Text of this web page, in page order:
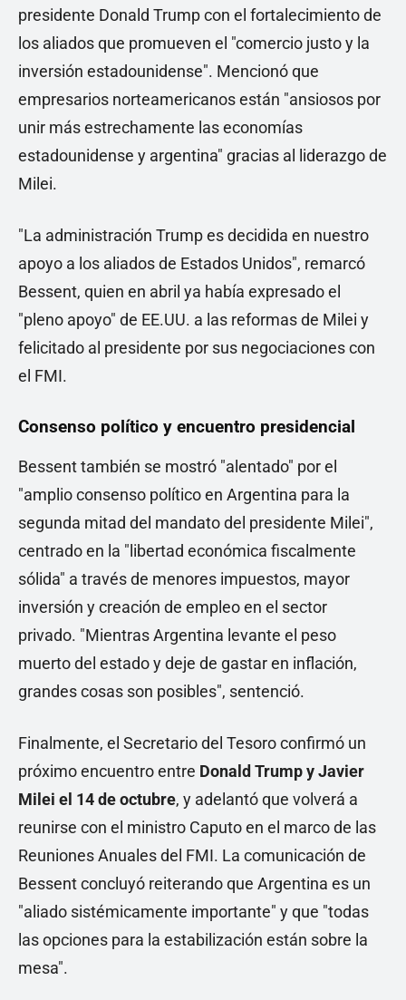
presidente Donald Trump con el fortalecimiento de
los aliados que promueven el "comercio justo y la
inversión estadounidense". Mencionó que
empresarios norteamericanos están "ansiosos por
unir más estrechamente las economías
estadounidense y argentina" gracias al liderazgo de
Milei.
"La administración Trump es decidida en nuestro
apoyo a los aliados de Estados Unidos", remarcó
Bessent, quien en abril ya había expresado el
"pleno apoyo" de EE.UU. a las reformas de Milei y
felicitado al presidente por sus negociaciones con
el FMI.
Consenso político y encuentro presidencial
Bessent también se mostró "alentado" por el
"amplio consenso político en Argentina para la
segunda mitad del mandato del presidente Milei",
centrado en la "libertad económica fiscalmente
sólida" a través de menores impuestos, mayor
inversión y creación de empleo en el sector
privado. "Mientras Argentina levante el peso
muerto del estado y deje de gastar en inflación,
grandes cosas son posibles", sentenció.
Finalmente, el Secretario del Tesoro confirmó un
próximo encuentro entre Donald Trump y Javier
Milei el 14 de octubre, y adelantó que volverá a
reunirse con el ministro Caputo en el marco de las
Reuniones Anuales del FMI. La comunicación de
Bessent concluyó reiterando que Argentina es un
"aliado sistémicamente importante" y que "todas
las opciones para la estabilización están sobre la
mesa".